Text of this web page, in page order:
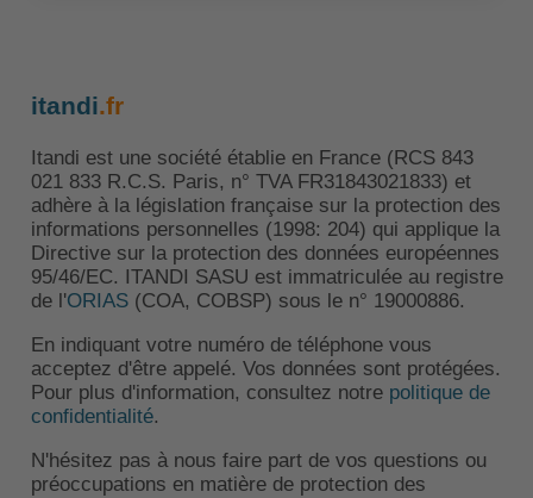
itandi.fr
Itandi est une société établie en France (RCS 843
021 833 R.C.S. Paris, n° TVA FR31843021833) et
adhère à la législation française sur la protection des
informations personnelles (1998: 204) qui applique la
Directive sur la protection des données européennes
95/46/EC. ITANDI SASU est immatriculée au registre
de l'ORIAS(COA, COBSP) sous le n° 19000886.
En indiquant votre numéro de téléphone vous
acceptez d'être appelé. Vos données sont protégées.
Pour plus d'information, consultez notre politique de
confidentialité.
N'hésitez pas à nous faire part de vos questions ou
préoccupations en matière de protection des